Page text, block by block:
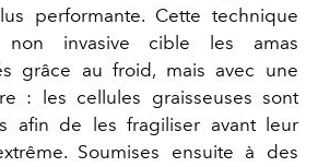
performante. Cette technique
non invasive cible les amas
grâce au froid, mais avec une
: les cellules graisseuses sont
afin de les fragiliser avant leur
Soumises ensuite à des